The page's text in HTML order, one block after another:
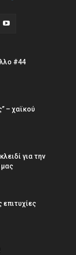
#44
– χαϊκού
για την
επιτυχίες